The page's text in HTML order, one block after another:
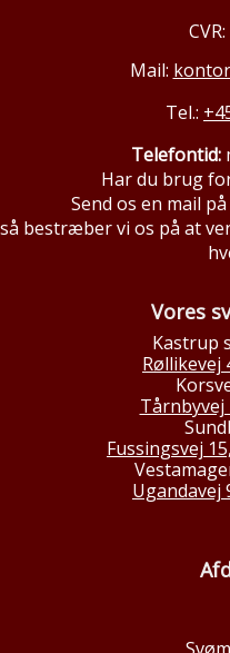
Mail:
Tel.:
Telefontid:
Har du brug
Send os en mail på
så bestræber vi os på at
Vores
Kastrup
Røllikevej
Tårnbyvej
Fussingsvej
Ugandavej